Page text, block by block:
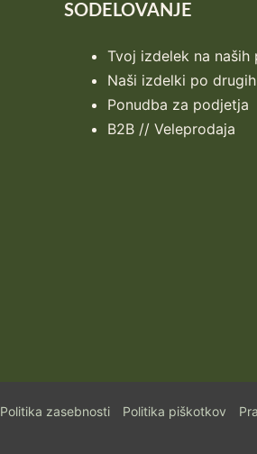
SODELOVANJE
Tvoj izdelek na naših
Naši izdelki po
Ponudba za podjetja
B2B // Veleprodaja
Politika zasebnosti Politika piškotkov